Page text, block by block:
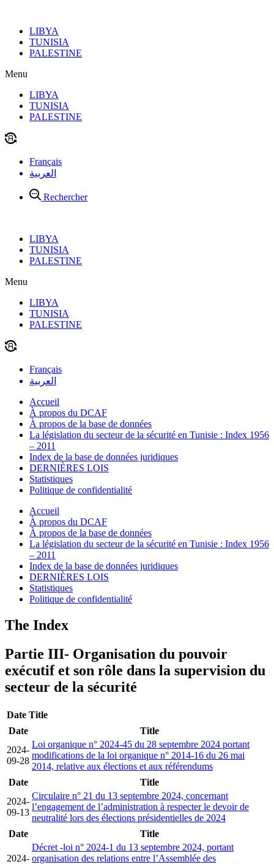
contenuLIBYA
TUNISIA
PALESTINE
Menu
LIBYA
TUNISIA
PALESTINE
Français
العربية
Rechercher
LIBYA
TUNISIA
PALESTINE
Menu
LIBYA
TUNISIA
PALESTINE
Français
العربية
Accueil
À propos du DCAF
À propos de la base de données
La législation du secteur de la sécurité en Tunisie : Index 1956
– 2011
Index de la base de données juridiques
DERNIÈRES LOIS
Statistiques
Politique de confidentialité
Accueil
À propos du DCAF
À propos de la base de données
La législation du secteur de la sécurité en Tunisie : Index 1956
– 2011
Index de la base de données juridiques
DERNIÈRES LOIS
Statistiques
Politique de confidentialité
The Index
Partie III- Organisation du pouvoir
exécutif et son rôle dans la supervision du
secteur de la sécurité
Date Title
Date
Title
2024-
09-28
Loi organique n° 2024-45 du 28 septembre 2024 portant
modifications de la loi organique n° 2014-16 du 26 mai
2014, relative aux élections et aux référendums
Date
Title
2024-
09-13
Circulaire n° 21 du 13 septembre 2024, concernant
l’engagement de l’administration à respecter le devoir de
neutralité lors des élections présidentielles de 2024
Date
Title
2024-
Décret -loi n° 2024-1 du 13 septembre 2024, portant
organisation des relations entre l’Assemblée des